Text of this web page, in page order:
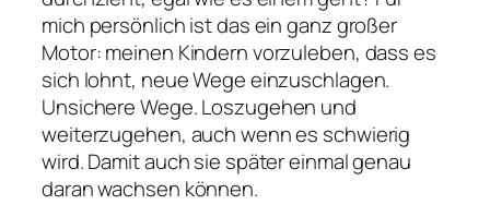
mich persönlich ist das ein ganz großer
Motor: meinen Kindern vorzuleben, dass es
sich lohnt, neue Wege einzuschlagen.
Unsichere Wege. Loszugehen und
weiterzugehen, auch wenn es schwierig
wird. Damit auch sie später einmal genau
daran wachsen können.